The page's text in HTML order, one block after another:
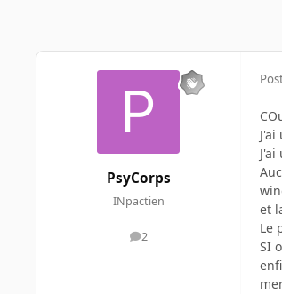
PsyCorps
INpactien
2
messages
et
Le
SI